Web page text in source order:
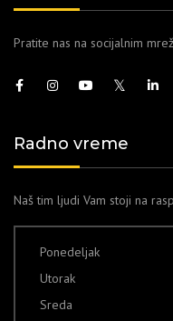
Pratite nas na socijalnim
Radno vreme
Naš tim ljudi Vam stoji na
Ponedeljak
Utorak
Sreda